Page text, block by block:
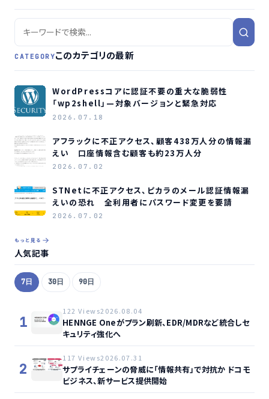
CATEGORYこのカテゴリの最新
WordPressコアに認証不要の重大な脆弱性
「wp2shell」—対象バージョンと緊急対応
2026.07.18
アフラックに不正アクセス、顧客438万人分の情報漏
えい 口座情報含む顧客も約23万人分
2026.07.02
STNetに不正アクセス、ピカラのメール認証情報漏
えいの恐れ 全利用者にパスワード変更を要請
2026.07.02
もっと見る
人気記事
7日 30日 90日
1
122 Views2026.08.04
HENNGE Oneがプラン刷新、EDR/MDRなど統合しセ
キュリティ強化へ
2
117 Views2026.07.31
サプライチェーンの脅威に「情報共有」で対抗か ドコモ
ビジネス、新サービス提供開始